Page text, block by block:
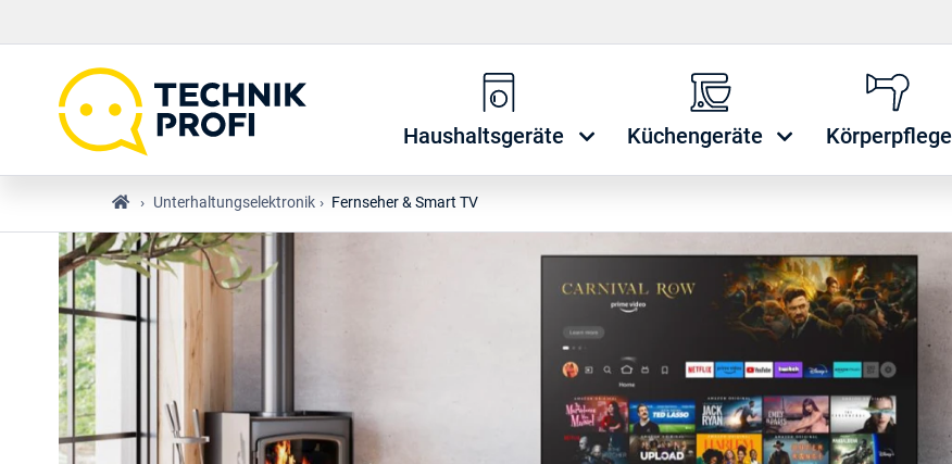
Haushaltsgeräte Küchengeräte Körperpflege
› Unterhaltungselektronik › Fernseher & Smart TV